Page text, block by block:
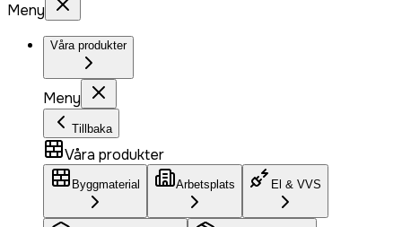
Meny
Våra produkter
Meny
Tillbaka
Våra produkter
Byggmaterial Arbetsplats El & VVS